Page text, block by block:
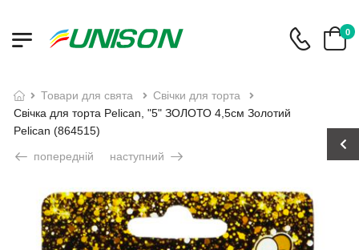
0
товари для свята
свічки для торта
Свічка для торта Pelican, "5" ЗОЛОТО 4,5см Золотий
Pelican (864515)
попередній
наступний